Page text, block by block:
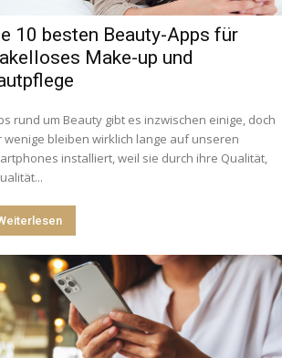
10 besten Beauty-Apps für
Make-up und
rund um Beauty gibt es inzwischen einige, doch
wenige bleiben wirklich lange auf unseren
installiert, weil sie durch ihre Qualität,